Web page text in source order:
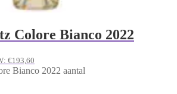
Colore Bianco 2022
€193,60
Bianco 2022 aantal